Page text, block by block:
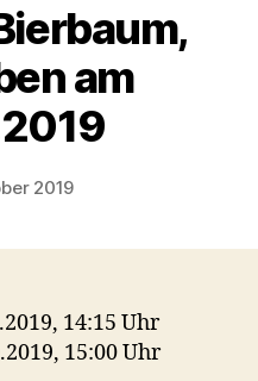
am
2019
14:15 Uhr
15:00 Uhr